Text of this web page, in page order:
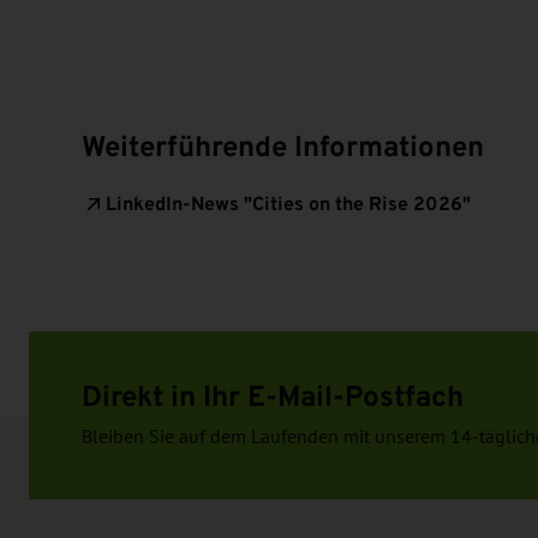
Weiterführende Informationen
LinkedIn-News "Cities on the Rise 2026"
Direkt in Ihr E-Mail-Postfach
Bleiben Sie auf dem Laufenden mit unserem 14-